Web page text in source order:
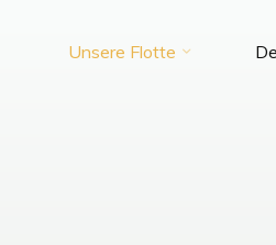
Unsere Flotte